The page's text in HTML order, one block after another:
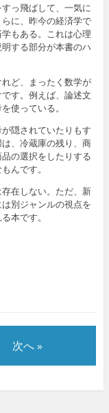
っ飛ばして、一気に
に、昨今の経済学で
もある。これは心理
する部分が本書のハ
ど、まったく数学が
す。例えば、論述文
使っている。
隠されていたりもす
、冷蔵庫の残り、商
の選択をしたりする
んです。
在しない。ただ、新
別ジャンルの視点を
本です。
次へ »